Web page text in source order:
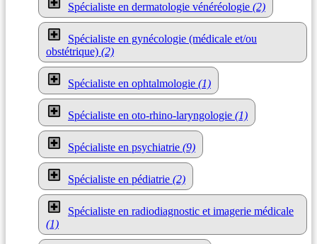
Spécialiste en dermatologie vénéréologie (2)
Spécialiste en gynécologie (médicale et/ou
obstétrique) (2)
Spécialiste en ophtalmologie (1)
Spécialiste en oto-rhino-laryngologie (1)
Spécialiste en psychiatrie (9)
Spécialiste en pédiatrie (2)
Spécialiste en radiodiagnostic et imagerie médicale
(1)